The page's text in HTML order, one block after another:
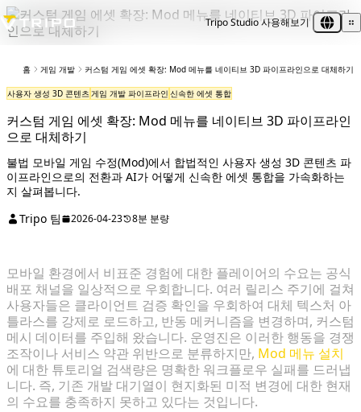
Tripo Studio 사용해보기
홈 게임 개발 커스텀 게임 에셋 확장: Mod 메뉴를 네이티브 3D 파이프라인으로 대체하기
사용자 생성 3D 콘텐츠 게임 개발 파이프라인 신속한 에셋 통합
커스텀 게임 에셋 확장: Mod 메뉴를 네이티브 3D 파이프라인
으로 대체하기
불법 모바일 게임 수정(Mod)에서 합법적인 사용자 생성 3D 콘텐츠 파
이프라인으로의 전환과 AI가 어떻게 신속한 에셋 통합을 가속화하는
지 살펴봅니다.
Tripo 팀
2026-04-23 8분 분량
모바일 환경에서 비표준 경험에 대한 플레이어의 수요는 공식
배포 채널을 일상적으로 우회합니다. 여러 릴리스 주기에 걸쳐
사용자들은 클라이언트 검증 확인을 우회하여 대체 텍스처 아
틀라스를 강제로 로드하고, 반동 메커니즘을 변경하며, 커스텀
메시 데이터를 주입해 왔습니다. 운영진은 이러한 행동을 경쟁
조작이나 서비스 약관 위반으로 분류하지만, Mod 메뉴 설치
에 대한 튜토리얼 검색량은 명확한 워크플로우 실패를 드러냅
니다. 즉, 기존 개발 대기열이 현지화된 미적 변경에 대한 현재
의 수요를 충족하지 못하고 있다는 것입니다.